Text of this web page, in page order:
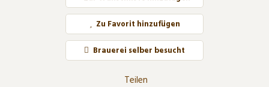
Brauerei selber besucht
Zu Favorit hinzufügen
Teilen